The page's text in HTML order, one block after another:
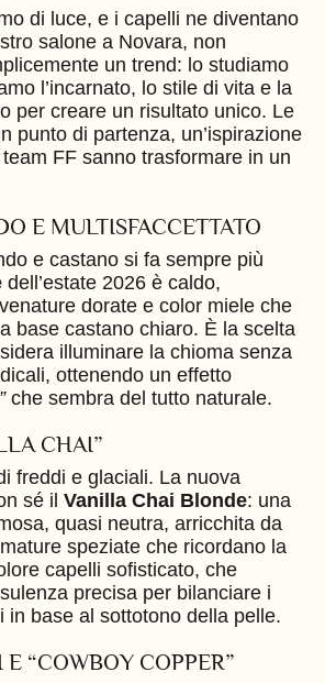
di luce, e i capelli ne diventano
salone a Novara, non
un trend: lo studiamo
l’incarnato, lo stile di vita e la
per creare un risultato unico. Le
punto di partenza, un’ispirazione
FF sanno trasformare in un
E MULTISFACCETTATO
e castano si fa sempre più
dell’estate 2026 è caldo,
dorate e color miele che
base castano chiaro. È la scelta
illuminare la chioma senza
ottenendo un effetto
che sembra del tutto naturale.
CHAI”
freddi e glaciali. La nuova
sé il Vanilla Chai Blonde: una
quasi neutra, arricchita da
speziate che ricordano la
capelli sofisticato, che
precisa per bilanciare i
in base al sottotono della pelle.
“COWBOY COPPER”